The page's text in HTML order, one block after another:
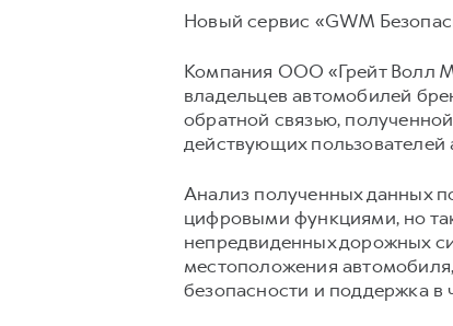
Новый сервис «GWM
Компания ООО «Грейт Волл
владельцев автомобилей
обратной связью,
действующих
Анализ полученных данных
цифровыми функциями, но
непредвиденных дорожных
местоположения
безопасности и поддержка в